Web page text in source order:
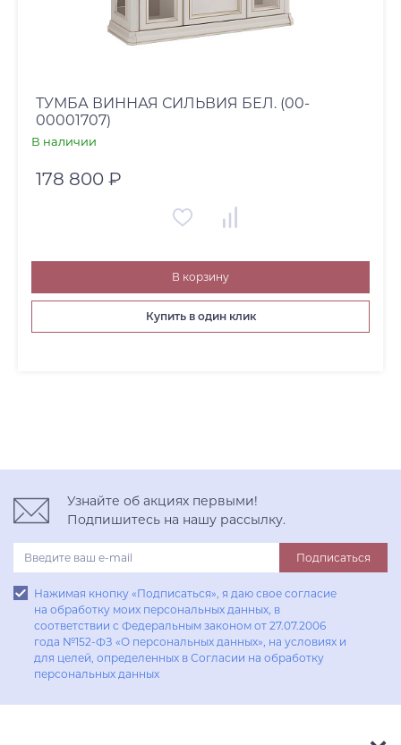
ТУМБА ВИННАЯ СИЛЬВИЯ БЕЛ. (00-
00001707)
В наличии
178 800 ₽
В корзину
Купить в один клик
Узнайте об акциях первыми!
Подпишитесь на нашу рассылку.
Подписаться
Нажимая кнопку «Подписаться», я даю свое согласие
на обработку моих персональных данных, в
соответствии с Федеральным законом от 27.07.2006
года №152-ФЗ «О персональных данных», на условиях и
для целей, определенных в Согласии на обработку
персональных данных